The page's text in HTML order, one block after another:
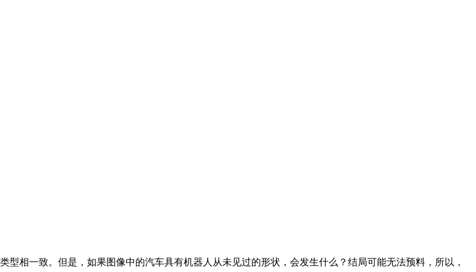
相一致。但是，如果图像中的汽车具有机器人从未见过的形状，会发生什么？结局可能无法预料，所以，